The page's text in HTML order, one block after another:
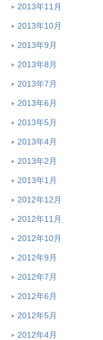
2013年11月
2013年10月
2013年9月
2013年8月
2013年7月
2013年6月
2013年5月
2013年4月
2013年2月
2013年1月
2012年12月
2012年11月
2012年10月
2012年9月
2012年7月
2012年6月
2012年5月
2012年4月